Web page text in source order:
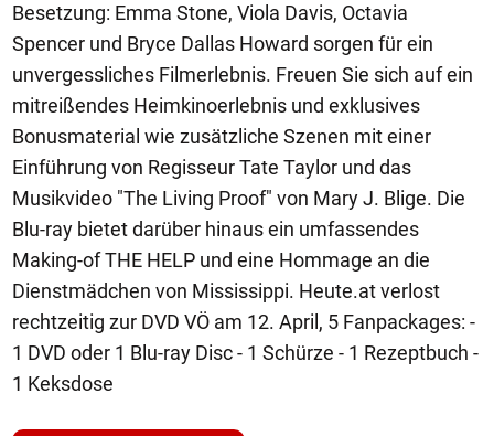
Besetzung: Emma Stone, Viola Davis, Octavia
Spencer und Bryce Dallas Howard sorgen für ein
unvergessliches Filmerlebnis. Freuen Sie sich auf ein
mitreißendes Heimkinoerlebnis und exklusives
Bonusmaterial wie zusätzliche Szenen mit einer
Einführung von Regisseur Tate Taylor und das
Musikvideo "The Living Proof" von Mary J. Blige. Die
Blu-ray bietet darüber hinaus ein umfassendes
Making-of THE HELP und eine Hommage an die
Dienstmädchen von Mississippi. Heute.at verlost
rechtzeitig zur DVD VÖ am 12. April, 5 Fanpackages: -
1 DVD oder 1 Blu-ray Disc - 1 Schürze - 1 Rezeptbuch -
1 Keksdose